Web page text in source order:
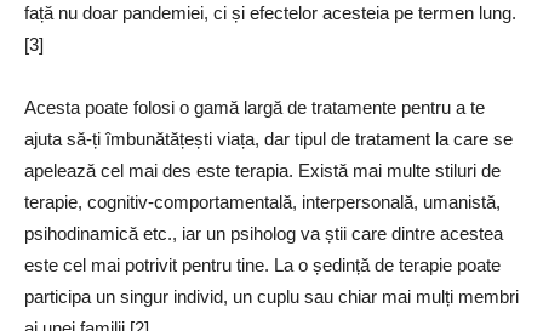
față nu doar pandemiei, ci și efectelor acesteia pe termen lung.
[3]
Acesta poate folosi o gamă largă de tratamente pentru a te
ajuta să-ți îmbunătățești viața, dar tipul de tratament la care se
apelează cel mai des este terapia. Există mai multe stiluri de
terapie, cognitiv-comportamentală, interpersonală, umanistă,
psihodinamică etc., iar un psiholog va știi care dintre acestea
este cel mai potrivit pentru tine. La o ședință de terapie poate
participa un singur individ, un cuplu sau chiar mai mulți membri